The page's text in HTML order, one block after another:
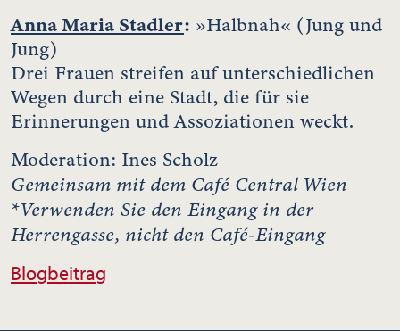
Anna Maria Stadler: »Halbnah« (Jung und
Jung)
Drei Frauen streifen auf unterschiedlichen
Wegen durch eine Stadt, die für sie
Erinnerungen und Assoziationen weckt.
Moderation: Ines Scholz
Gemeinsam mit dem Café Central Wien
*Verwenden Sie den Eingang in der
Herrengasse, nicht den Café-Eingang
Blogbeitrag